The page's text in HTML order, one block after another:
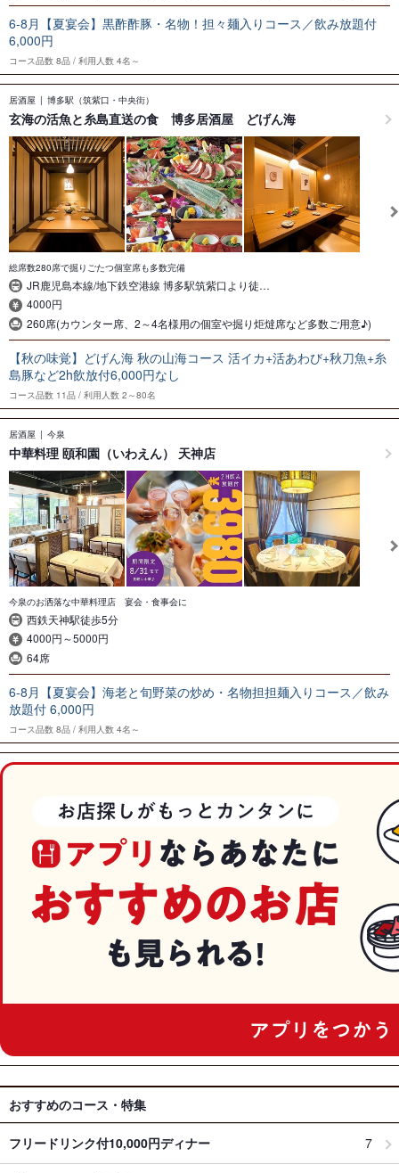
6-8月【夏宴会】黒酢酢豚・名物！担々麺入りコース／飲み放題付
6,000円
コース品数 8品 利用人数 4名～
居酒屋 博多駅（筑紫口・中央街）
玄海の活魚と糸島直送の食 博多居酒屋 どげん海
総席数280席で掘りごたつ個室席も多数完備
JR鹿児島本線/地下鉄空港線 博多駅筑紫口より徒…
4000円
260席(カウンター席、2～4名様用の個室や掘り炬燵席など多数ご用意♪)
【秋の味覚】どげん海 秋の山海コース 活イカ+活あわび+秋刀魚+糸
島豚など2h飲放付6,000円なし
コース品数 11品 利用人数 2～80名
居酒屋 今泉
中華料理 頤和園（いわえん） 天神店
今泉のお洒落な中華料理店 宴会・食事会に
西鉄天神駅徒歩5分
4000円～5000円
64席
6-8月【夏宴会】海老と旬野菜の炒め・名物担担麺入りコース／飲み
放題付 6,000円
コース品数 8品 利用人数 4名～
おすすめのコース・特集
フリードリンク付10,000円ディナー 7